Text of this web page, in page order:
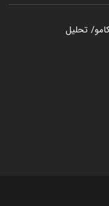
تحلیل